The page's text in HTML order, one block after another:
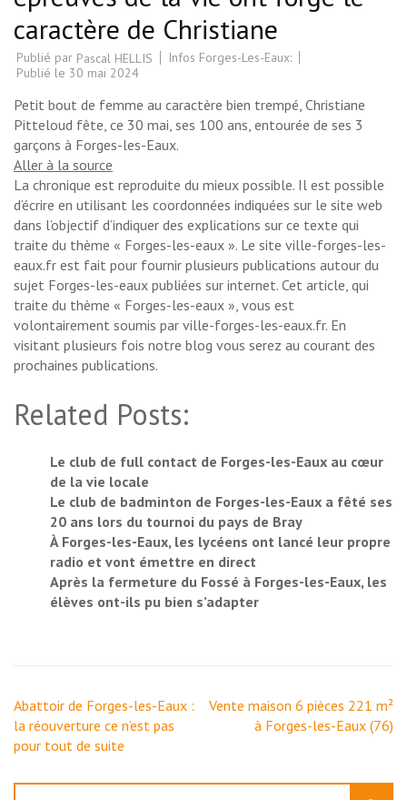
caractère de Christiane
Publié par Pascal HELLIS
Infos Forges-Les-Eaux:
Publié le 30 mai 2024
Petit bout de femme au caractère bien trempé, Christiane
Pitteloud fête, ce 30 mai, ses 100 ans, entourée de ses 3
garçons à Forges-les-Eaux.
Aller à la source
La chronique est reproduite du mieux possible. Il est possible
d’écrire en utilisant les coordonnées indiquées sur le site web
dans l’objectif d’indiquer des explications sur ce texte qui
traite du thème « Forges-les-eaux ». Le site ville-forges-les-
eaux.fr est fait pour fournir plusieurs publications autour du
sujet Forges-les-eaux publiées sur internet. Cet article, qui
traite du thème « Forges-les-eaux », vous est
volontairement soumis par ville-forges-les-eaux.fr. En
visitant plusieurs fois notre blog vous serez au courant des
prochaines publications.
Related Posts:
Le club de full contact de Forges-les-Eaux au cœur
de la vie locale
Le club de badminton de Forges-les-Eaux a fêté ses
20 ans lors du tournoi du pays de Bray
À Forges-les-Eaux, les lycéens ont lancé leur propre
radio et vont émettre en direct
Après la fermeture du Fossé à Forges-les-Eaux, les
élèves ont-ils pu bien s’adapter
Navigation
de
l’article
Abattoir de Forges-les-Eaux :
la réouverture ce n’est pas
pour tout de suite
Vente maison 6 pièces 221 m²
à Forges-les-Eaux (76)